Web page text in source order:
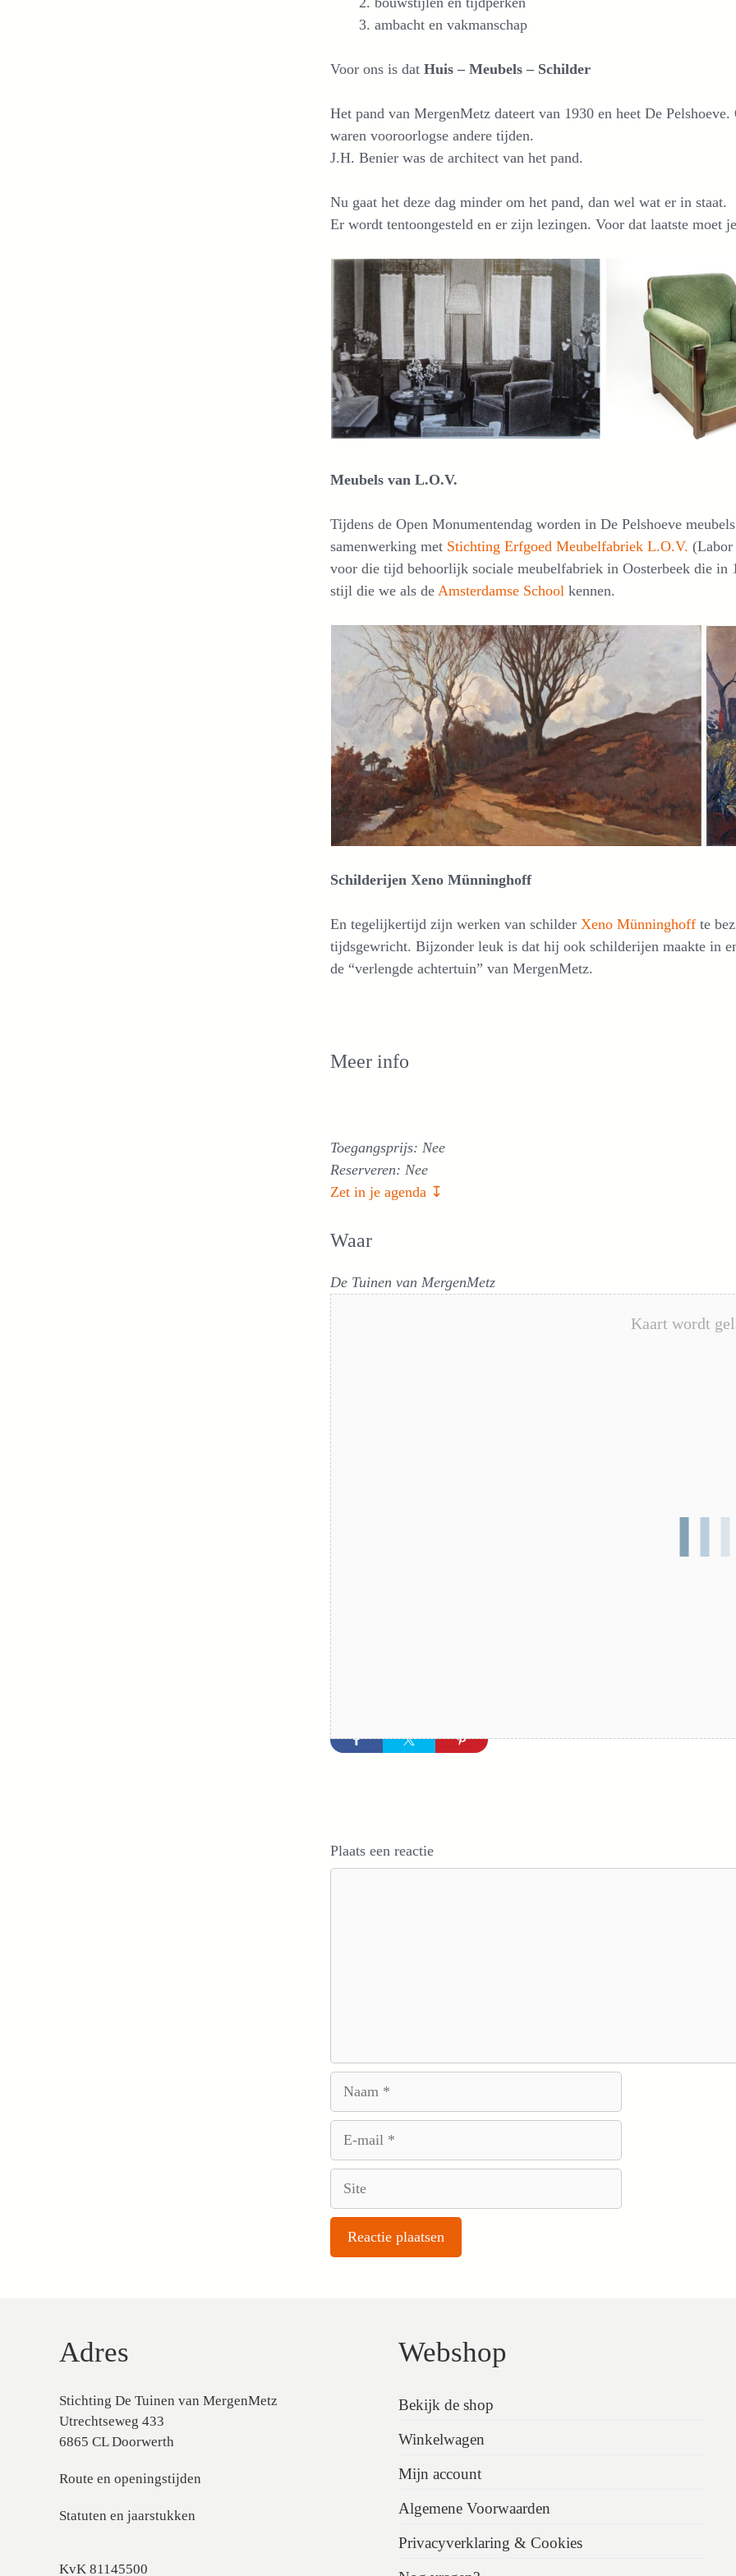
ambacht en vakmanschap
Voor ons is dat Huis – Meubels – Schilder
Het pand van MergenMetz dateert van 1930 en heet De
waren vooroorlogse andere tijden.
J.H. Benier was de architect van het pand.
Nu gaat het deze dag minder om het pand, dan wel wat er in staat.
Er wordt tentoongesteld en er zijn lezingen. Voor dat laatste moet
Meubels van L.O.V.
Tijdens de Open Monumentendag worden in De Pelshoeve
samenwerking met Stichting Erfgoed Meubelfabriek L.O.V.
voor die tijd behoorlijk sociale meubelfabriek in Oosterbeek die in
stijl die we als de Amsterdamse School kennen.
Schilderijen Xeno Münninghoff
En tegelijkertijd zijn werken van schilder Xeno Münninghoff te
tijdsgewricht. Bijzonder leuk is dat hij ook schilderijen maakte in
de “verlengde achtertuin” van MergenMetz.
Meer info
Toegangsprijs: Nee
Reserveren: Nee
Zet in je agenda ↧
Waar
De Tuinen van MergenMetz
Kaart wordt
Plaats een reactie
Adres
Stichting De Tuinen van MergenMetz
Utrechtseweg 433
6865 CL Doorwerth
Route en openingstijden
Statuten en jaarstukken
KvK 81145500
Webshop
Bekijk de shop
Winkelwagen
Mijn account
Algemene Voorwaarden
Privacyverklaring & Cookies